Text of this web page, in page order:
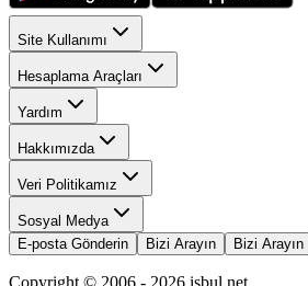
Site Kullanımı
Hesaplama Araçları
Yardım
Hakkımızda
Veri Politikamız
Sosyal Medya
E-posta Gönderin
Bizi Arayın Bizi Arayın